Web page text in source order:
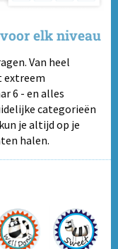
elk niveau
Van heel
extreem
6 - en alles
categorieën
je altijd op je
halen.